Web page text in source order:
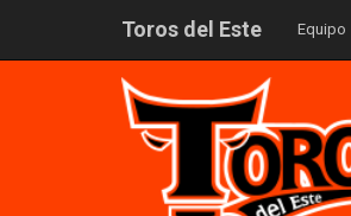
Toros del Este Equipo